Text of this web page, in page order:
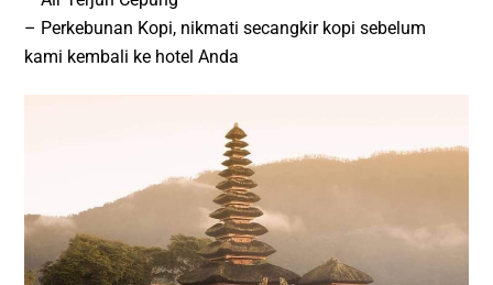
– Perkebunan Kopi, nikmati secangkir kopi sebelum
kami kembali ke hotel Anda